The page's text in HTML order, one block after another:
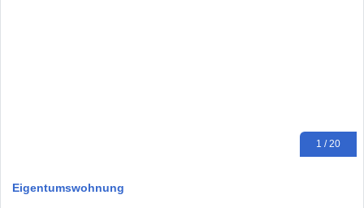
1 / 20
Eigentumswohnung